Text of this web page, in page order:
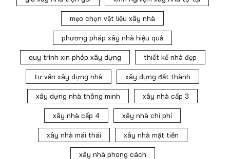
mẹo chọn vật liệu xây nhà
phương pháp xây nhà hiệu quả
quy trình xin phép xây dựng thiết kế nhà đẹp
tư vấn xây dựng nhà xây dựng đất thành
xây dựng nhà thông minh xây nhà cấp 3
xây nhà cấp 4 xây nhà chi phí
xây nhà mái thái xây nhà mặt tiền
xây nhà phong cách